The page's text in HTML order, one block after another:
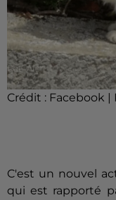
Crédit : Facebook |
C'est un nouvel
qui est rapporté